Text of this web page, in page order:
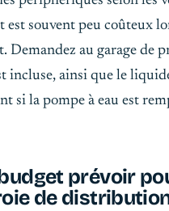
souvent peu coûteux
Demandez au garage de
incluse, ainsi que le
si la pompe à eau est
prévoir
de